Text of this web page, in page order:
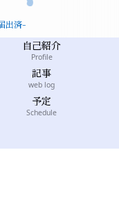
出済-
自己紹介
Profile
記事
web log
予定
Schedule